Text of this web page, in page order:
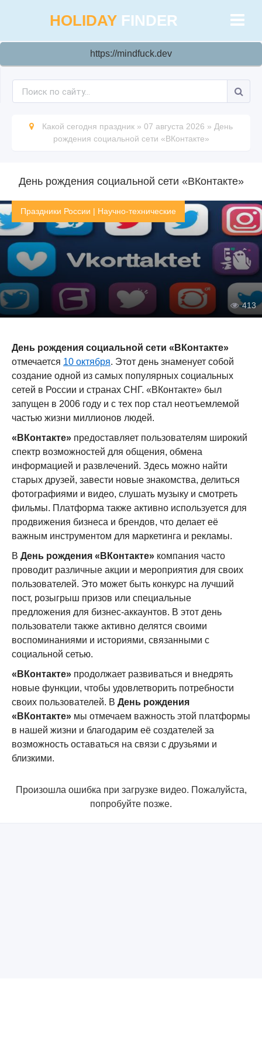
HOLIDAY FINDER
https://mindfuck.dev
Какой сегодня праздник » 07 августа 2026 » День
рождения социальной сети «ВКонтакте»
День рождения социальной сети «ВКонтакте»
Праздники России | Научно-технические
413
День рождения социальной сети «ВКонтакте»
отмечается 10 октября. Этот день знаменует собой
создание одной из самых популярных социальных
сетей в России и странах СНГ. «ВКонтакте» был
запущен в 2006 году и с тех пор стал неотъемлемой
частью жизни миллионов людей.
«ВКонтакте» предоставляет пользователям широкий
спектр возможностей для общения, обмена
информацией и развлечений. Здесь можно найти
старых друзей, завести новые знакомства, делиться
фотографиями и видео, слушать музыку и смотреть
фильмы. Платформа также активно используется для
продвижения бизнеса и брендов, что делает её
важным инструментом для маркетинга и рекламы.
В День рождения «ВКонтакте» компания часто
проводит различные акции и мероприятия для своих
пользователей. Это может быть конкурс на лучший
пост, розыгрыш призов или специальные
предложения для бизнес-аккаунтов. В этот день
пользователи также активно делятся своими
воспоминаниями и историями, связанными с
социальной сетью.
«ВКонтакте» продолжает развиваться и внедрять
новые функции, чтобы удовлетворить потребности
своих пользователей. В День рождения
«ВКонтакте» мы отмечаем важность этой платформы
в нашей жизни и благодарим её создателей за
возможность оставаться на связи с друзьями и
близкими.
Произошла ошибка при загрузке видео. Пожалуйста,
попробуйте позже.